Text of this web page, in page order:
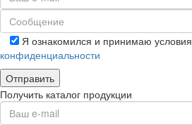
Я ознакомился и принимаю условия
конфиденциальности
Получить каталог продукции